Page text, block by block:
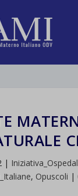
|
, Opuscoli |